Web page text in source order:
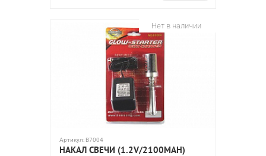
Нет в наличии
Артикул: B7004
НАКАЛ СВЕЧИ (1.2V/2100MAH)